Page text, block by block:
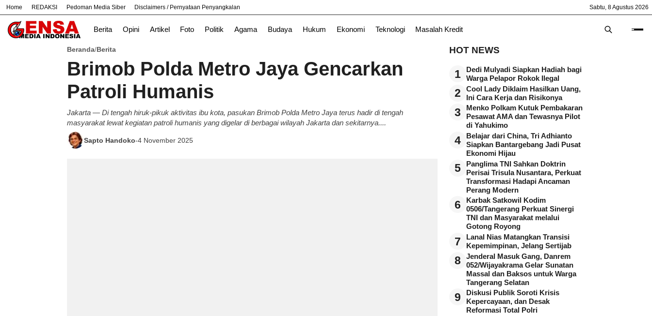
Home REDAKSI Pedoman Media Siber Disclaimers / Pernyataan Penyangkalan Sabtu, 8 Agustus 2026
Berita Opini Artikel Foto Politik Agama Budaya Hukum Ekonomi Teknologi Masalah Kredit
# Bekasi Nasional News Purwakarta TNI
Beranda/Berita
Brimob Polda Metro Jaya Gencarkan
Patroli Humanis
Jakarta — Di tengah hiruk-pikuk aktivitas ibu kota, pasukan Brimob Polda Metro Jaya terus hadir di tengah
masyarakat lewat kegiatan patroli humanis yang digelar di berbagai wilayah Jakarta dan sekitarnya....
Sapto Handoko-4 November 2025
HOT NEWS
1
Dedi Mulyadi Siapkan Hadiah bagi
Warga Pelapor Rokok Ilegal
2
Cool Lady Diklaim Hasilkan Uang,
Ini Cara Kerja dan Risikonya
3
Menko Polkam Kutuk Pembakaran
Pesawat AMA dan Tewasnya Pilot
di Yahukimo
4
Belajar dari China, Tri Adhianto
Siapkan Bantargebang Jadi Pusat
Ekonomi Hijau
5
Panglima TNI Sahkan Doktrin
Perisai Trisula Nusantara, Perkuat
Transformasi Hadapi Ancaman
Perang Modern
6
Karbak Satkowil Kodim
0506/Tangerang Perkuat Sinergi
TNI dan Masyarakat melalui
Gotong Royong
7
Lanal Nias Matangkan Transisi
Kepemimpinan, Jelang Sertijab
8
Jenderal Masuk Gang, Danrem
052/Wijayakrama Gelar Sunatan
Massal dan Baksos untuk Warga
Tangerang Selatan
9
Diskusi Publik Soroti Krisis
Kepercayaan, dan Desak
Reformasi Total Polri